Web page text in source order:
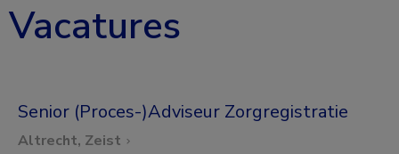
Vacatures
Senior (Proces-)Adviseur Zorgregistratie
Altrecht, Zeist